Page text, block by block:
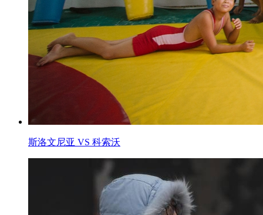
斯洛文尼亚 VS 科索沃